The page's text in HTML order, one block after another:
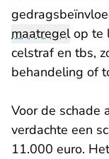
maatregelop te
celstraf en tbs,
behandeling of
Voor de schade
verdachte een
11.000 euro.